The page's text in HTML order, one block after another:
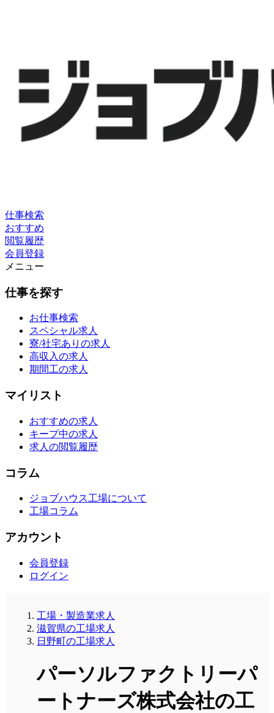
仕事検索
おすすめ
閲覧履歴
会員登録
メニュー
仕事を探す
お仕事検索
スペシャル求人
寮/社宅ありの求人
高収入の求人
期間工の求人
マイリスト
おすすめの求人
キープ中の求人
求人の閲覧履歴
コラム
ジョブハウス工場について
工場コラム
アカウント
会員登録
ログイン
工場・製造業求人
滋賀県の工場求人
日野町の工場求人
パーソルファクトリーパ
ートナーズ株式会社の工